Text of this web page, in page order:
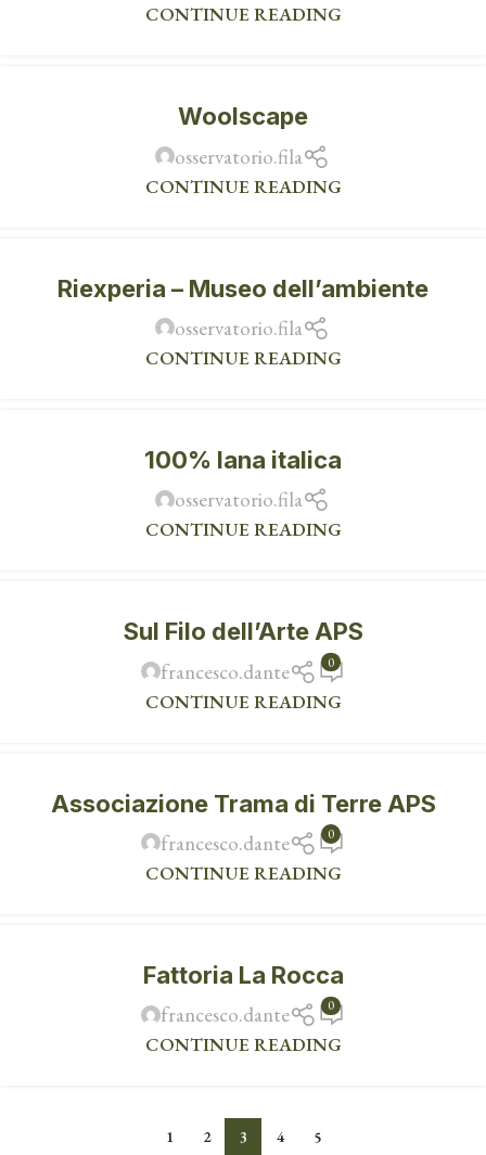
CONTINUE READING
Woolscape
osservatorio.fila
CONTINUE READING
Riexperia – Museo dell’ambiente
osservatorio.fila
CONTINUE READING
100% lana italica
osservatorio.fila
CONTINUE READING
Sul Filo dell’Arte APS
francesco.dante 0
CONTINUE READING
Associazione Trama di Terre APS
francesco.dante 0
CONTINUE READING
Fattoria La Rocca
francesco.dante 0
CONTINUE READING
1 2 3 4 5